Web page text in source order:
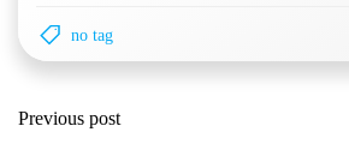
no tag
Post
Previous post